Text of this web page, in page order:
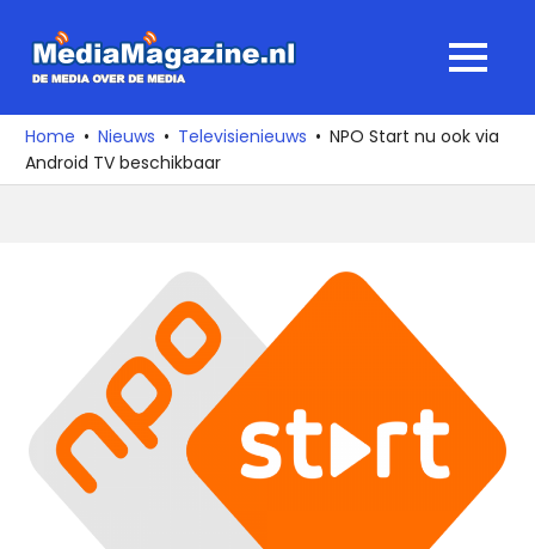
naar
media
over
de
MENU
Home Nieuws Televisienieuws
NPO Start nu ook via
Android TV beschikbaar